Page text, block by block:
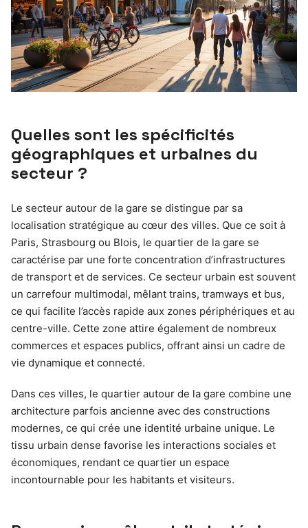
Quelles sont les spécificités
géographiques et urbaines du
secteur ?
Le secteur autour de la gare se distingue par sa
localisation stratégique au cœur des villes. Que ce soit à
Paris, Strasbourg ou Blois, le quartier de la gare se
caractérise par une forte concentration d’infrastructures
de transport et de services. Ce secteur urbain est souvent
un carrefour multimodal, mêlant trains, tramways et bus,
ce qui facilite l’accès rapide aux zones périphériques et au
centre-ville. Cette zone attire également de nombreux
commerces et espaces publics, offrant ainsi un cadre de
vie dynamique et connecté.
Dans ces villes, le quartier autour de la gare combine une
architecture parfois ancienne avec des constructions
modernes, ce qui crée une identité urbaine unique. Le
tissu urbain dense favorise les interactions sociales et
économiques, rendant ce quartier un espace
incontournable pour les habitants et visiteurs.